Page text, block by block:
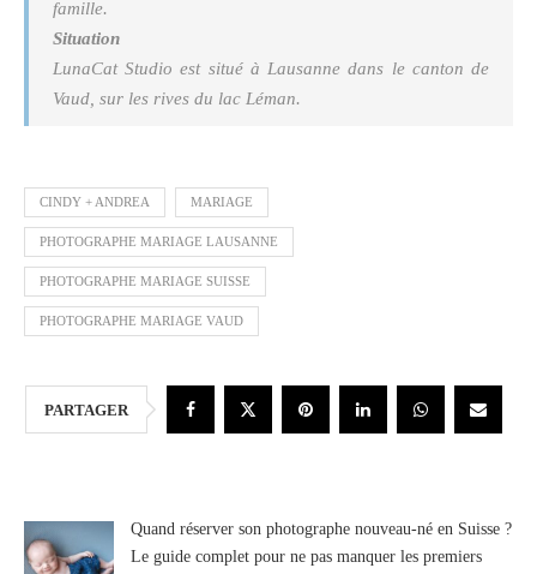
famille.
Situation
LunaCat Studio est situé à Lausanne dans le canton de
Vaud, sur les rives du lac Léman.
CINDY + ANDREA MARIAGE
PHOTOGRAPHE MARIAGE LAUSANNE
PHOTOGRAPHE MARIAGE SUISSE
PHOTOGRAPHE MARIAGE VAUD
PARTAGER
Quand réserver son photographe nouveau-né en Suisse ?
Le guide complet pour ne pas manquer les premiers